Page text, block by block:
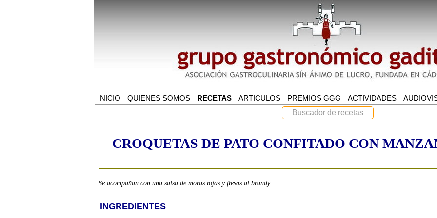
CROQUETAS DE PATO CONFITADO CON
Se acompañan con una salsa de moras rojas y fresas al brandy
INGREDIENTES